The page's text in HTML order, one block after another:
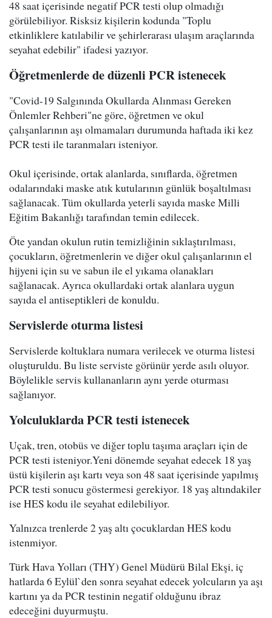
48 saat içerisinde negatif PCR testi olup olmadığı
görülebiliyor. Risksiz kişilerin kodunda "Toplu
etkinliklere katılabilir ve şehirlerarası ulaşım araçlarında
seyahat edebilir" ifadesi yazıyor.
Öğretmenlerde de düzenli PCR istenecek
"Covid-19 Salgınında Okullarda Alınması Gereken
Önlemler Rehberi"ne göre, öğretmen ve okul
çalışanlarının aşı olmamaları durumunda haftada iki kez
PCR testi ile taranmaları isteniyor.
Okul içerisinde, ortak alanlarda, sınıflarda, öğretmen
odalarındaki maske atık kutularının günlük boşaltılması
sağlanacak. Tüm okullarda yeterli sayıda maske Milli
Eğitim Bakanlığı tarafından temin edilecek.
Öte yandan okulun rutin temizliğinin sıklaştırılması,
çocukların, öğretmenlerin ve diğer okul çalışanlarının el
hijyeni için su ve sabun ile el yıkama olanakları
sağlanacak. Ayrıca okullardaki ortak alanlara uygun
sayıda el antiseptikleri de konuldu.
Servislerde oturma listesi
Servislerde koltuklara numara verilecek ve oturma listesi
oluşturuldu. Bu liste serviste görünür yerde asılı oluyor.
Böylelikle servis kullananların aynı yerde oturması
sağlanıyor.
Yolculuklarda PCR testi istenecek
Uçak, tren, otobüs ve diğer toplu taşıma araçları için de
PCR testi isteniyor.Yeni dönemde seyahat edecek 18 yaş
üstü kişilerin aşı kartı veya son 48 saat içerisinde yapılmış
PCR testi sonucu göstermesi gerekiyor. 18 yaş altındakiler
ise HES kodu ile seyahat edilebiliyor.
Yalnızca trenlerde 2 yaş altı çocuklardan HES kodu
istenmiyor.
Türk Hava Yolları (THY) Genel Müdürü Bilal Ekşi, iç
hatlarda 6 Eylül`den sonra seyahat edecek yolcuların ya aşı
kartını ya da PCR testinin negatif olduğunu ibraz
edeceğini duyurmuştu.